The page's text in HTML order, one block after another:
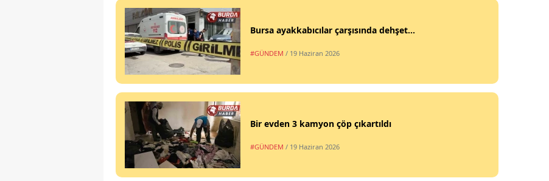
Bursa ayakkabıcılar çarşısında dehşet...
#GÜNDEM / 19 Haziran 2026
Bir evden 3 kamyon çöp çıkartıldı
#GÜNDEM / 19 Haziran 2026